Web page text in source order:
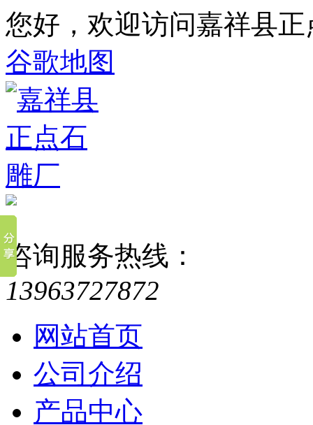
您好，欢迎访问嘉祥县
谷歌地图
咨询服务热线：
13963727872
网站首页
公司介绍
产品中心